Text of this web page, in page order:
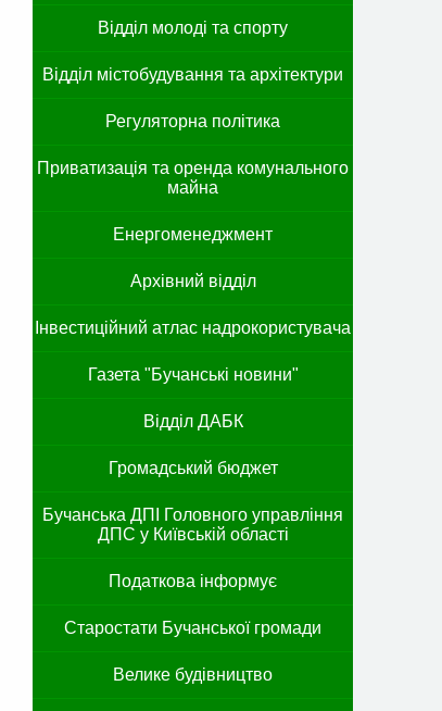
Відділ молоді та спорту
Відділ містобудування та архітектури
Регуляторна політика
Приватизація та оренда комунального
майна
Енергоменеджмент
Архівний відділ
Інвестиційний атлас надрокористувача
Газета "Бучанські новини"
Відділ ДАБК
Громадський бюджет
Бучанська ДПІ Головного управління
ДПС у Київській області
Податкова інформує
Старостати Бучанської громади
Велике будівництво